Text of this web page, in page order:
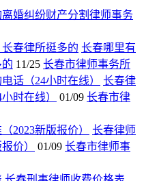
婚纠纷财产分割律师事务
长春哪里有
11/25 长春市律师事务所
长春律
时在线）
01/09 长春市律
长春律师
价）
01/09 长春市律师事